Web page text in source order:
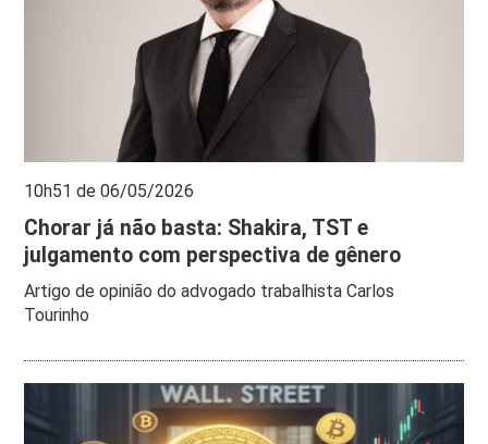
10h51 de 06/05/2026
Chorar já não basta: Shakira, TST e
julgamento com perspectiva de gênero
Artigo de opinião do advogado trabalhista Carlos
Tourinho